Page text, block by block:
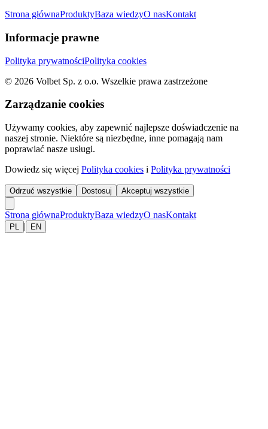
Strona głównaProduktyBaza wiedzyO nasKontakt
Informacje prawne
Polityka prywatnościPolityka cookies
© 2026 Volbet Sp. z o.o. Wszelkie prawa zastrzeżone
Zarządzanie cookies
Używamy cookies, aby zapewnić najlepsze doświadczenie na
naszej stronie. Niektóre są niezbędne, inne pomagają nam
poprawiać nasze usługi.
Dowiedz się więcej Polityka cookies i Polityka prywatności
Odrzuć wszystkie Dostosuj Akceptuj wszystkie
Strona głównaProduktyBaza wiedzyO nasKontakt
PL | EN